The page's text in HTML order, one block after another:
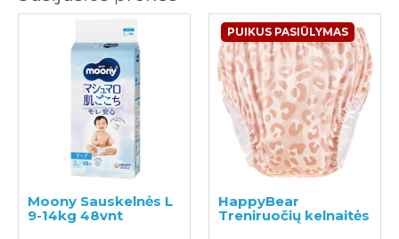
Moony Sauskelnės L
9-14kg 48vnt
PUIKUS PASIŪLYMAS
HappyBear
Treniruočių kelnaitės